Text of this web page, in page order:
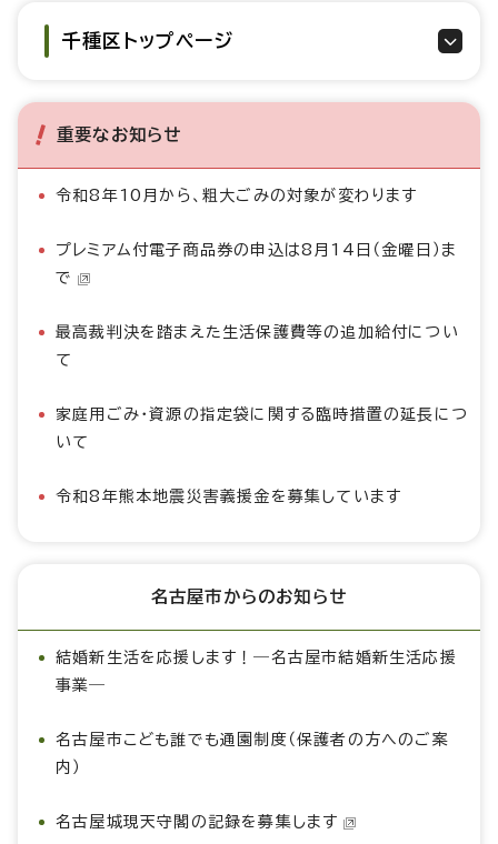
千種区トップページ
重要なお知らせ
令和8年10月から、粗大ごみの対象が変わります
プレミアム付電子商品券の申込は8月14日（金曜日）ま
で
最高裁判決を踏まえた生活保護費等の追加給付につい
て
家庭用ごみ・資源の指定袋に関する臨時措置の延長につ
いて
令和8年熊本地震災害義援金を募集しています
名古屋市からのお知らせ
結婚新生活を応援します！―名古屋市結婚新生活応援
事業―
名古屋市こども誰でも通園制度（保護者の方へのご案
内）
名古屋城現天守閣の記録を募集します